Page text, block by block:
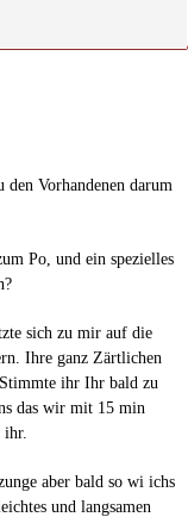
Vorhandenen darum
Po, und ein spezielles
sich zu mir auf die
Ihre ganz Zärtlichen
ihr Ihr bald zu
das wir mit 15 min
aber bald so wi ichs
und langsamen